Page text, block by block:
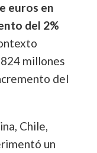
euros en
del 2%
millones
del
Chile,
un